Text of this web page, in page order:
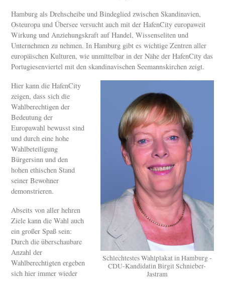
Hamburg als Drehscheibe und Bindeglied zwischen Skandinavien,
Osteuropa und Übersee versucht auch mit der HafenCity europaweit
Wirkung und Anziehungskraft auf Handel, Wissenseliten und
Unternehmen zu nehmen. In Hamburg gibt es wichtige Zentren aller
europäischen Kulturen, wie unmittelbar in der Nähe der HafenCity das
Portugiesenviertel mit den skandinavischen Seemannskirchen zeigt.
Schlechtestes Wahlplakat in Hamburg -
CDU-Kandidatin Birgit Schnieber-
Jastram
Hier kann die HafenCity
zeigen, dass sich die
Wahlberechtigen der
Bedeutung der
Europawahl bewusst sind
und durch eine hohe
Wahlbeteiligung
Bürgersinn und den
hohen ethischen Stand
seiner Bewohner
demonstrieren.
Abseits von aller hehren
Ziele kann die Wahl auch
ein großer Spaß sein:
Durch die überschaubare
Anzahl der
Wahlberechtigten ergeben
sich hier immer wieder